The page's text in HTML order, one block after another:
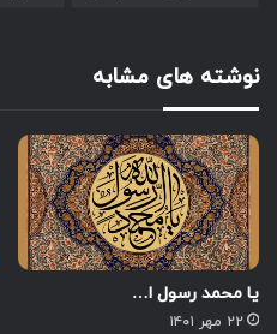
نوشته های مشابه
یا محمد رسول ا…
۲۲ مهر ۱۴۰۱